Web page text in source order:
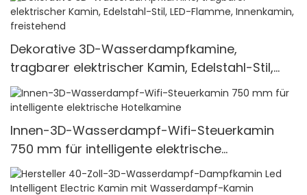
Dekorative 3D-Wasserdampfkamine,
tragbarer elektrischer Kamin, Edelstahl-Stil,
LED-Flamme, Innenkamin, freistehend
Innen-3D-Wasserdampf-Wifi-Steuerkamin
750 mm für intelligente elektrische
Hotelkamine